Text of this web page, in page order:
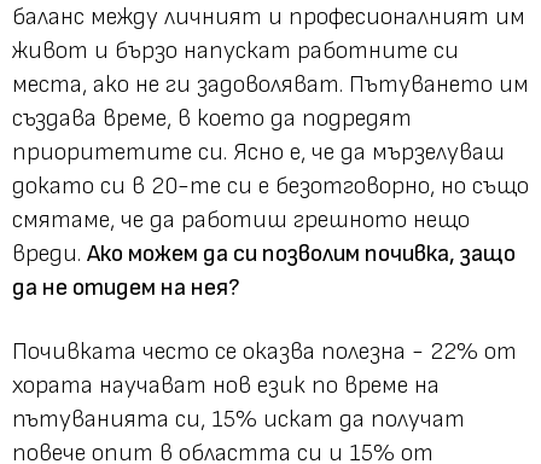
баланс между личният и професионалният им
живот и бързо напускат работните си
места, ако не ги задоволяват. Пътуването им
създава време, в което да подредят
приоритетите си. Ясно е, че да мързелуваш
докато си в 20-те си е безотговорно, но също
смятаме, че да работиш грешното нещо
вреди. Ако можем да си позволим почивка, защо
да не отидем на нея?
Почивката често се оказва полезна - 22% от
хората научават нов език по време на
пътуванията си, 15% искат да получат
повече опит в областта си и 15% от